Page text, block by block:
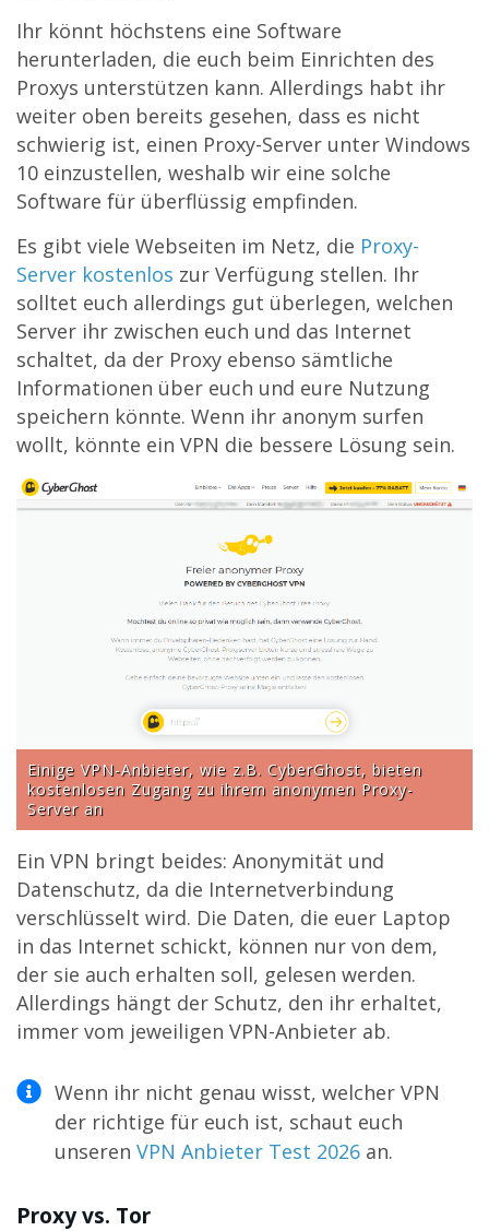
Ihr könnt höchstens eine Software
herunterladen, die euch beim Einrichten des
Proxys unterstützen kann. Allerdings habt ihr
weiter oben bereits gesehen, dass es nicht
schwierig ist, einen Proxy-Server unter Windows
10 einzustellen, weshalb wir eine solche
Software für überflüssig empfinden.
Es gibt viele Webseiten im Netz, die Proxy-
Server kostenlos zur Verfügung stellen. Ihr
solltet euch allerdings gut überlegen, welchen
Server ihr zwischen euch und das Internet
schaltet, da der Proxy ebenso sämtliche
Informationen über euch und eure Nutzung
speichern könnte. Wenn ihr anonym surfen
wollt, könnte ein VPN die bessere Lösung sein.
Einige VPN-Anbieter, wie z.B. CyberGhost, bieten
kostenlosen Zugang zu ihrem anonymen Proxy-
Server an
Ein VPN bringt beides: Anonymität und
Datenschutz, da die Internetverbindung
verschlüsselt wird. Die Daten, die euer Laptop
in das Internet schickt, können nur von dem,
der sie auch erhalten soll, gelesen werden.
Allerdings hängt der Schutz, den ihr erhaltet,
immer vom jeweiligen VPN-Anbieter ab.
Wenn ihr nicht genau wisst, welcher VPN
der richtige für euch ist, schaut euch
unseren VPN Anbieter Test 2026 an.
Proxy vs. Tor